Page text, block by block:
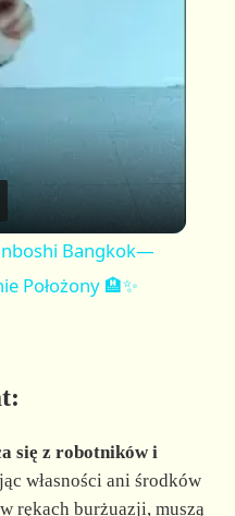
Bangkok—
Położony 🏨✨
się z robotników i
własności ani środków
rękach burżuazji, muszą